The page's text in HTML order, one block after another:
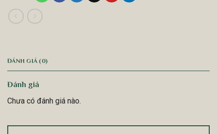
ĐÁNH GIÁ (0)
Đánh giá
Chưa có đánh giá nào.